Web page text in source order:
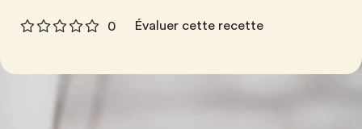
0 Évaluer cette recette